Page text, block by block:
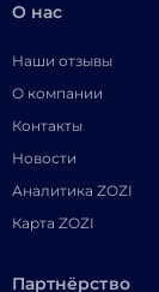
О нас
Наши отзывы
О компании
Контакты
Новости
Аналитика ZOZI
Карта ZOZI
Партнёрство